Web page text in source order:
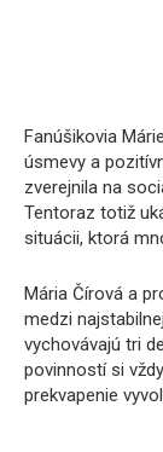
Fanúšikovia
úsmevy a
zverejnila na
Tentoraz totiž
situácii, ktorá
Mária Čírová a
medzi
vychovávajú tri
povinností si
prekvapenie